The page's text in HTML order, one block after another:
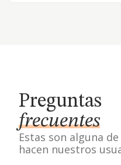
Preguntas
frecuentes
Estas son alguna
hacen nuestros